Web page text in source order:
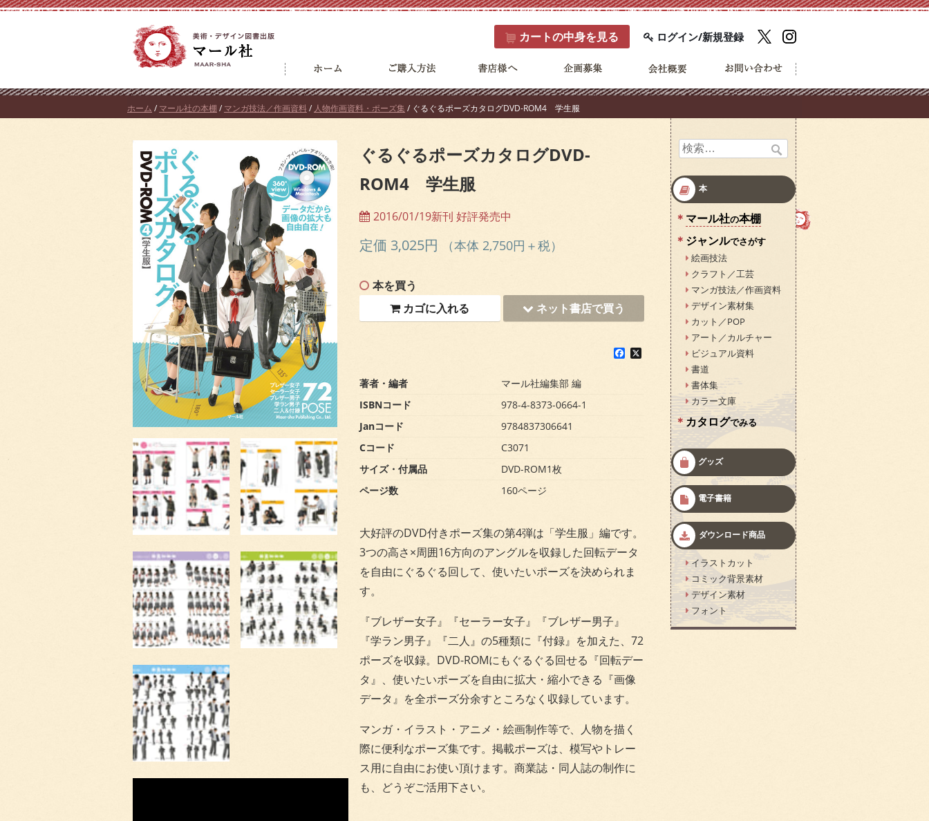
コ
ツ
カートの中身を見る ログイン/新規登録
ホーム / マール社の本棚 / マンガ技法／作画資料 / 人物作画資料・ポーズ集 / ぐるぐるポーズカタログDVD-ROM4 学生服
ぐるぐるポーズカタログDVD-
ROM4 学生服
2016/01/19新刊 好評発売中
定価 3,025円 （本体 2,750円＋税）
本を買う
カゴに入れる
ネット書店で買う
a
著者・編者
マール社編集部 編
ISBNコード
978-4-8373-0664-1
Janコード
9784837306641
Cコード
C3071
サイズ・付属品
DVD-ROM1枚
ページ数
160ページ
大好評のDVD付きポーズ集の第4弾は「学生服」編です。
3つの高さ×周囲16方向のアングルを収録した回転データ
を自由にぐるぐる回して、使いたいポーズを決められま
す。
『ブレザー女子』『セーラー女子』『ブレザー男子』
『学ラン男子』『二人』の5種類に『付録』を加えた、72
ポーズを収録。DVD-ROMにもぐるぐる回せる『回転デー
タ』、使いたいポーズを自由に拡大・縮小できる『画像
データ』を全ポーズ分余すところなく収録しています。
マンガ・イラスト・アニメ・絵画制作等で、人物を描く
際に便利なポーズ集です。掲載ポーズは、模写やトレー
ス用に自由にお使い頂けます。商業誌・同人誌の制作に
も、どうぞご活用下さい。
検
本
マール社の本棚
ジャンルでさがす
絵画技法
クラフト／工芸
マンガ技法／作画資料
デザイン素材集
カット／POP
アート／カルチャー
ビジュアル資料
書道
書体集
カラー文庫
カタログでみる
グッズ
電子書籍
ダウンロード商品
イラストカット
コミック背景素材
デザイン素材
フォント